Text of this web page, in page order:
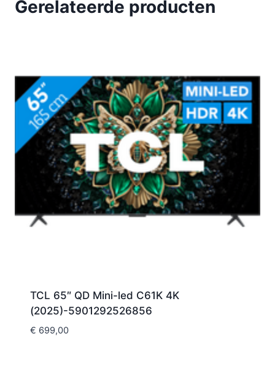
Gerelateerde producten
TCL 65″ QD Mini-led C61K 4K
(2025)-5901292526856
€ 699,00